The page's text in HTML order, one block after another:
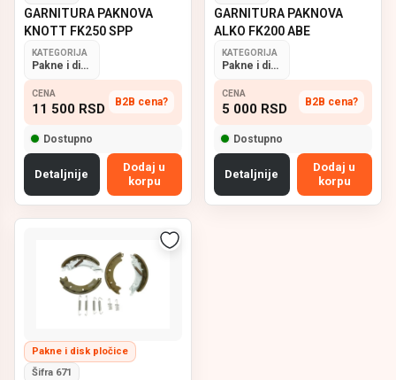
GARNITURA PAKNOVA
KNOTT FK250 SPP
KATEGORIJA
Pakne i disk pločice
CENA
11 500 RSD B2B cena?
Dostupno
Detaljnije
Dodaj u
korpu
GARNITURA PAKNOVA
ALKO FK200 ABE
KATEGORIJA
Pakne i disk pločice
CENA
5 000 RSD B2B cena?
Dostupno
Detaljnije
Dodaj u
korpu
Pakne i disk pločice
Šifra 671